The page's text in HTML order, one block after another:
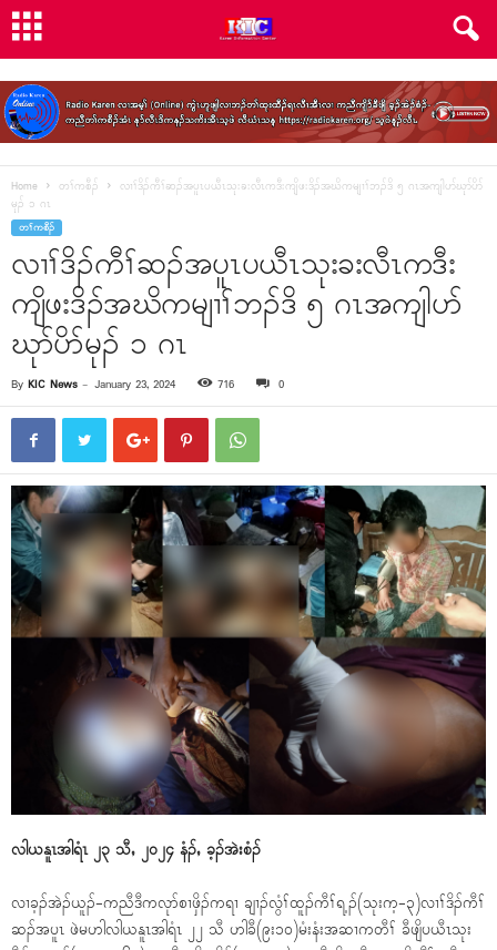
Home တၢ်ကစီၣ်
လၢၢ်ဒိၣ်ကီၢ်ဆၣ်အပူၤပယီၤသုးခးလီၤကဒီးကျိဖးဒိၣ်အဃိကမျၢၢ်ဘၣ်ဒိ ၅ ဂၤအကျါပာ်ဃုာ်ပိာ်
မုၣ် ၁ ဂၤ
တၢ်ကစီၣ်
လၢၢ်ဒိၣ်ကီၢ်ဆၣ်အပူၤပယီၤသုးခးလီၤကဒီး
ကျိဖးဒိၣ်အဃိကမျၢၢ်ဘၣ်ဒိ ၅ ဂၤအကျါပာ်
ဃုာ်ပိာ်မုၣ် ၁ ဂၤ
By KIC News - January 23, 2024 716 0
လါယနူၤအါရံၤ ၂၃ သီႇ ၂၀၂၄ နံၣ်ႇ ခ့ၣ်အဲးစံၣ်
လၢခ့ၣ်အဲၣ်ယူၣ်-ကညီဒီကလုာ်စၢဖှိၣ်ကရၢ ချၢၣ်လွံၢ်ထူၣ်ကီၢ်ရ့ၣ်(သုးက့-၃)လၢၢ်ဒိၣ်ကီၢ်
ဆၣ်အပူၤ ဖဲမဟါလါယနူၤအါရံၤ ၂၂ သီ ဟါခီ(၉း၁၀)မံးနံးအဆၢကတီၢ် ခီဖျိပယီၤသုး